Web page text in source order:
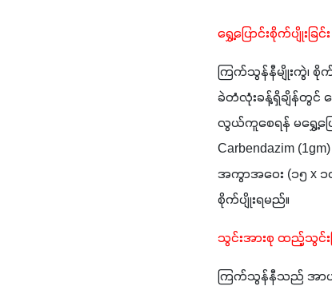
ရွှေ့ပြောင်းစိုက်ပျိုးခြင်း
ကြက်သွန်နီမျိုးကွဲ၊ စို
ခဲတံလုံးခန့်ရှိချိန်တွင် ပ
လွယ်ကူစေရန် မရွှေ့ပြေ
Carbendazim (1gm) နှင့် Carbosulphan (2ml)
အကွာအဝေး (၁၅ x
စိုက်ပျိုးရမည်။
သွင်းအားစု ထည့်သွင်းခ
ကြက်သွန်နီသည် အာဟာ